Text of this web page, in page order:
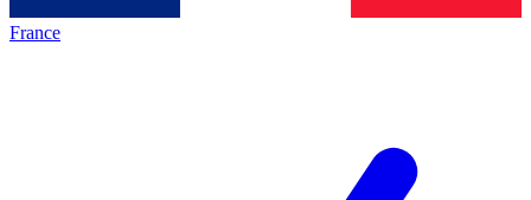
France